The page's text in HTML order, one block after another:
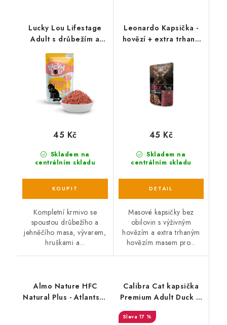
Lucky Lou Lifestage
Adult s drůbežím a
jehněčím masem 125 g
Skladem na
centrálním skladu
45 Kč
Kompletní krmivo se
spoustou drůbežího a
jehněčího masa, vývarem,
hruškami a...
Leonardo Kapsička -
hovězí + extra trhané
Skladem na
centrálním skladu
45 Kč
Masové kapsičky bez
obilovin s výživným
hovězím a extra trhaným
hovězím masem pro...
Almo Nature HFC
Natural Plus - Atlantský
Calibra Cat kapsička
Premium Adult Duck &
17 %